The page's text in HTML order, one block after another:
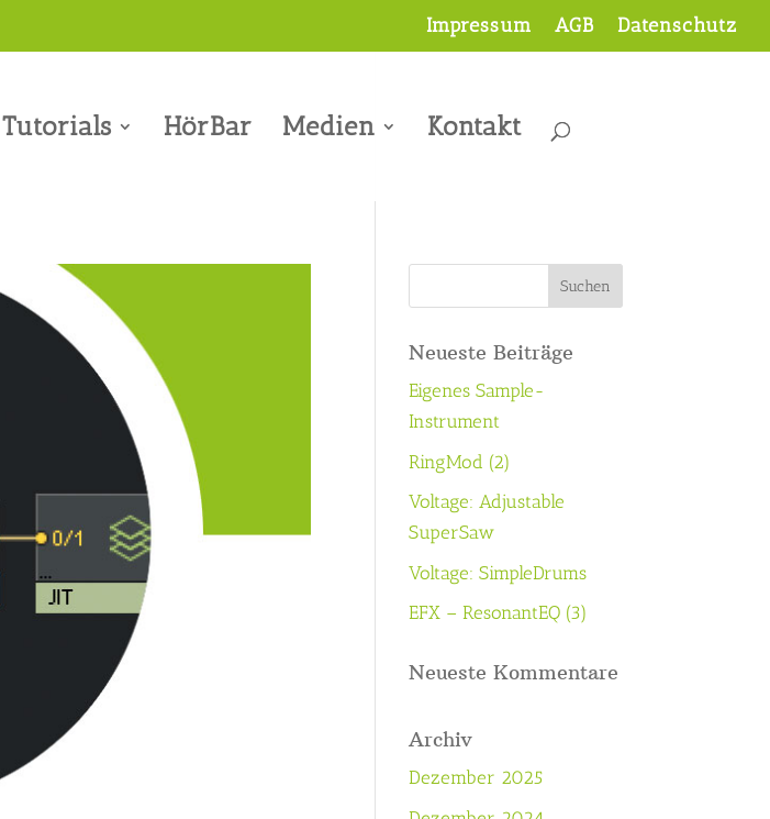
Impressum AGB Datenschutz
Tutorials HörBar Medien Kontakt
Neueste Beiträge
Eigenes Sample-
Instrument
RingMod (2)
Voltage: Adjustable
SuperSaw
Voltage: SimpleDrums
EFX – ResonantEQ (3)
Neueste Kommentare
Archiv
Dezember 2025